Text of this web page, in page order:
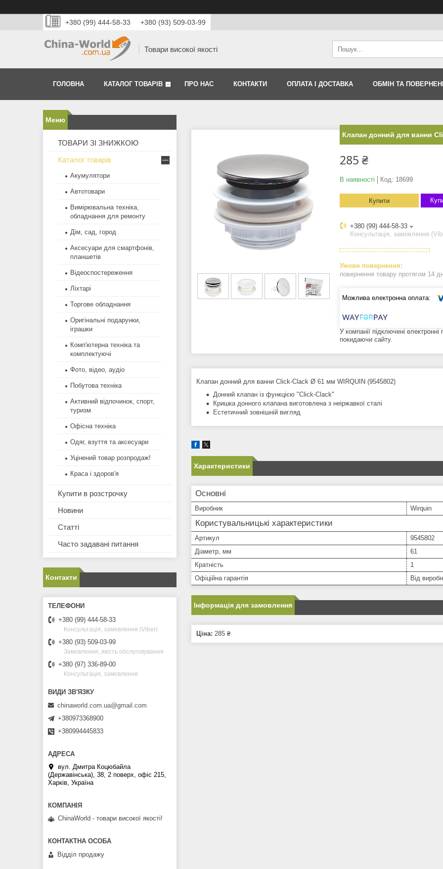
+380 (99) 444-58-33 +380 (93) 509-03-99
Товари високої якості
ГОЛОВНА КАТАЛОГ ТОВАРІВ ПРО НАС КОНТАКТИ ОПЛАТА І ДОСТАВКА ОБМІН ТА
Клапан донний для ванни
285 ₴
В наявності Код: 18699
Купити
+380 (99) 444-58-33
Консультація, замовлення
повернення товару протягом 14
У компанії підключені
покидаючи сайту.
Клапан донний для ванни Click-Clack Ø 61 мм WIRQUIN (9545802)
Донний клапан із функцією "Click-Clack"
Кришка донного клапана виготовлена з неіржавкої сталі
Естетичний зовнішній вигляд
Характеристики
Основні
Виробник Wirquin
Користувальницькі характеристики
Артикул
9545802
Діаметр, мм
61
Кратність
1
Офіційна гарантія
Від
Інформація для замовлення
Ціна: 285 ₴
ТОВАРИ ЗІ ЗНИЖКОЮ
Каталог товарів
Акумулятори
Автотовари
Вимірювальна техніка,
обладнання для ремонту
Дім, сад, город
Аксесуари для смартфонів,
планшетів
Відеоспостереження
Ліхтарі
Торгове обладнання
Оригінальні подарунки,
іграшки
Комп'ютерна техніка та
комплектуючі
Фото, відео, аудіо
Побутова техніка
Активний відпочинок, спорт,
туризм
Офісна техніка
Одяг, взуття та аксесуари
Уцінений товар розпродаж!
Краса і здоров'я
Купити в розстрочку
Новини
Статті
Часто задавані питання
Контакти
+380 (99) 444-58-33
Консультація, замовлення (Viber)
+380 (93) 509-03-99
Замовлення, якість обслуговування
+380 (97) 336-89-00
Консультація, замовлення
chinaworld.com.ua@gmail.com
+380973368900
+380994445833
вул. Дмитра Коцюбайла
(Державінська), 38, 2 поверх, офіс 215,
Харків, Україна
ChinaWorld - товари високої якості!
Відділ продажу